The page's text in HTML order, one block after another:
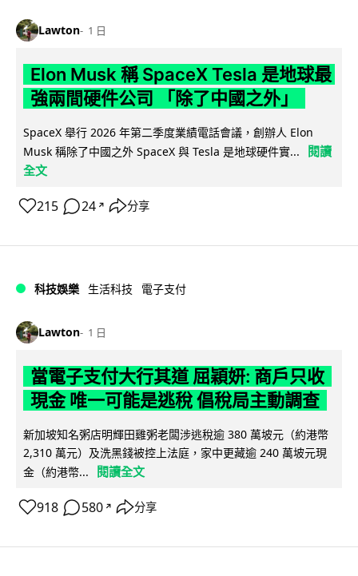
Lawton 1 日
Elon Musk 稱 SpaceX Tesla 是地球最
強兩間硬件公司 「除了中國之外」
SpaceX 舉行 2026 年第二季度業績電話會議，創辦人 Elon
Musk 稱除了中國之外 SpaceX 與 Tesla 是地球硬件實...
閱讀
全文
215 24 ↗ 分享
科技娛樂 生活科技 電子支付
Lawton 1 日
當電子支付大行其道 屈穎妍: 商戶只收
現金 唯一可能是逃稅 倡稅局主動調查
新加坡知名粥店明輝田雞粥老闆涉逃稅逾 380 萬坡元（約港幣
2,310 萬元）及洗黑錢被控上法庭，家中更藏逾 240 萬坡元現
金（約港幣...
閱讀全文
918 580 ↗ 分享